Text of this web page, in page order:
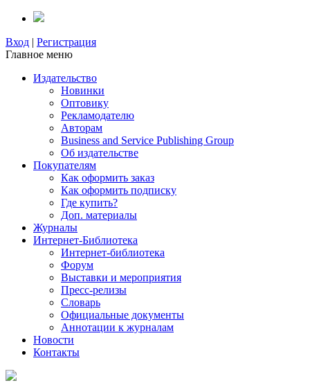
Вход | Регистрация
Главное меню
Издательство
Новинки
Оптовику
Рекламодателю
Авторам
Business and Service Publishing Group
Об издательстве
Покупателям
Как оформить заказ
Как оформить подписку
Где купить?
Доп. материалы
Журналы
Интернет-Библиотека
Интернет-библиотека
Форум
Выставки и мероприятия
Пресс-релизы
Словарь
Официальные документы
Аннотации к журналам
Новости
Контакты